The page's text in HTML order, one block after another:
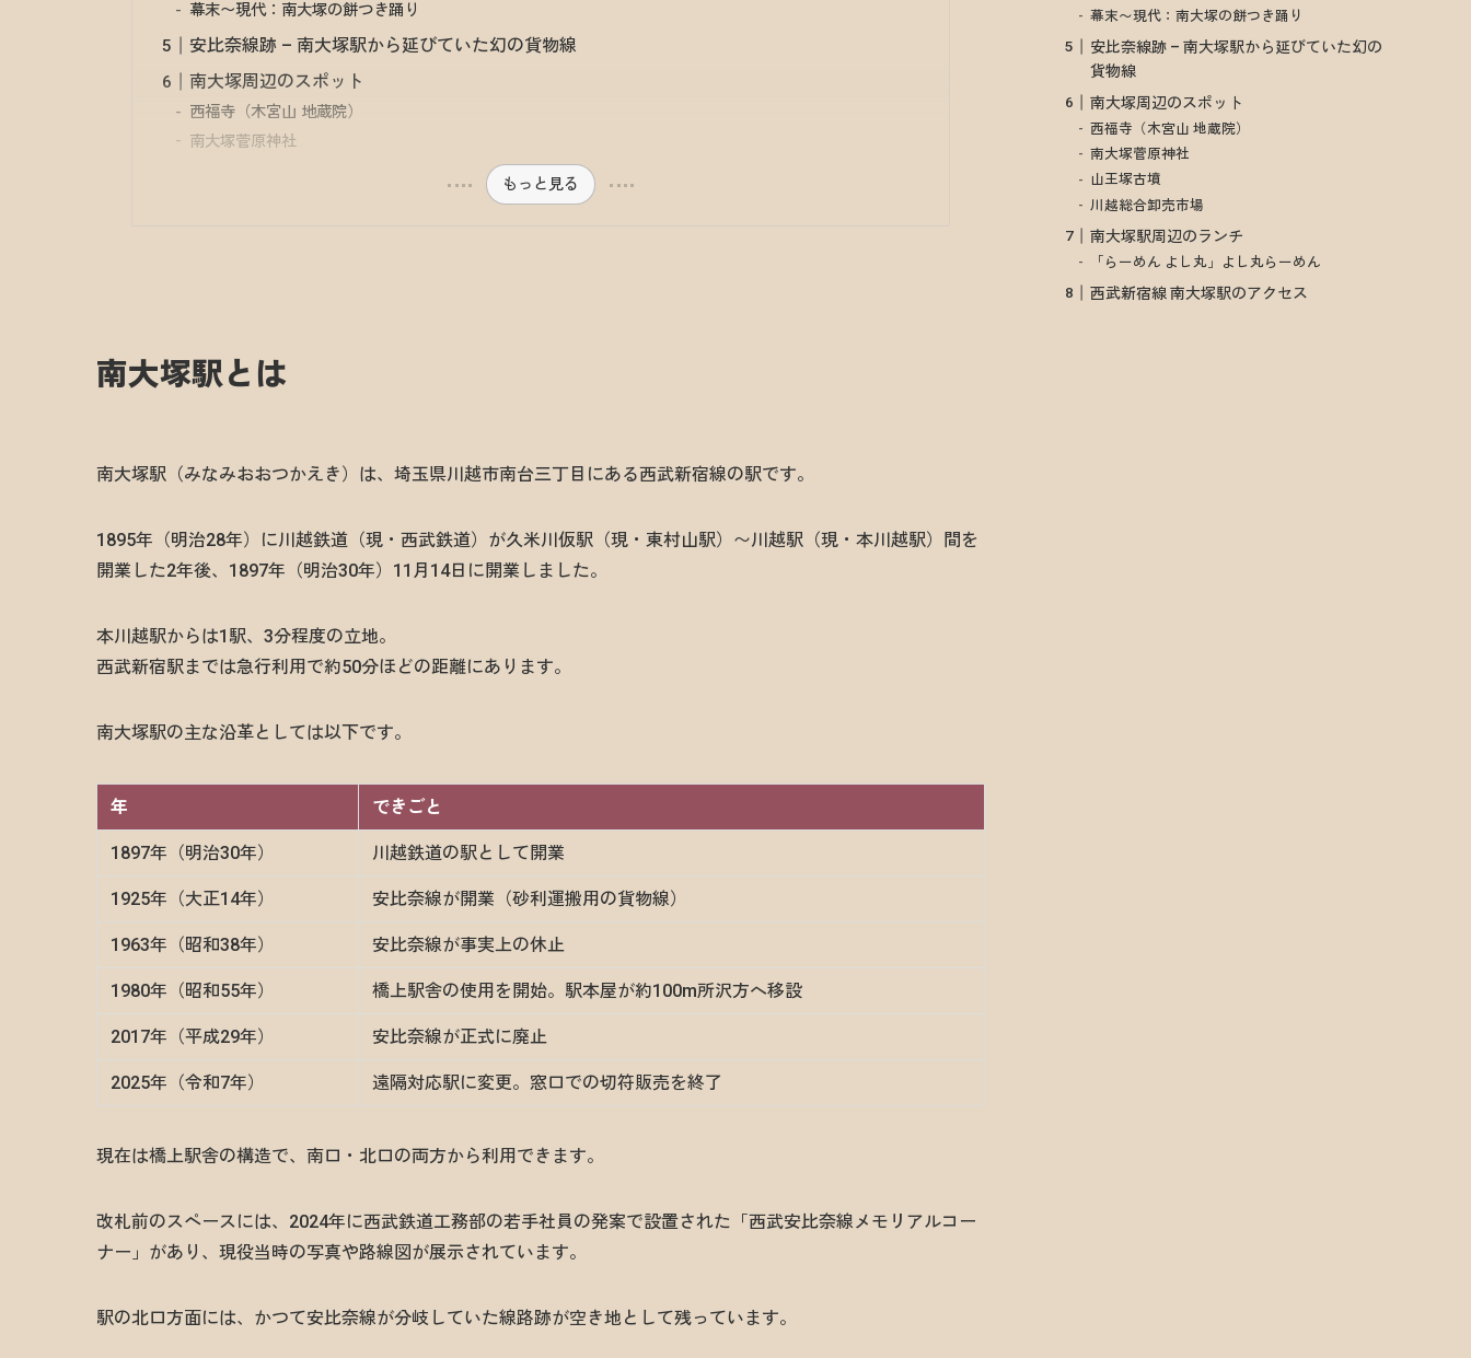
幕末〜現代：南大塚の餅つき踊り
安比奈線跡 – 南大塚駅から延びていた幻の貨物線
南大塚周辺のスポット
西福寺（木宮山 地蔵院）
南大塚菅原神社
もっと見る
南大塚駅とは
南大塚駅（みなみおおつかえき）は、埼玉県川越市南台三丁目にある西武新宿線の駅です。
1895年（明治28年）に川越鉄道（現・西武鉄道）が久米川仮駅（現・東村山駅）〜川越駅（現・本川越駅）間を
開業した2年後、1897年（明治30年）11月14日に開業しました。
本川越駅からは1駅、3分程度の立地。
西武新宿駅までは急行利用で約50分ほどの距離にあります。
南大塚駅の主な沿革としては以下です。
年 できごと
1897年（明治30年） 川越鉄道の駅として開業
1925年（大正14年） 安比奈線が開業（砂利運搬用の貨物線）
1963年（昭和38年） 安比奈線が事実上の休止
1980年（昭和55年） 橋上駅舎の使用を開始。駅本屋が約100m所沢方へ移設
2017年（平成29年） 安比奈線が正式に廃止
2025年（令和7年） 遠隔対応駅に変更。窓口での切符販売を終了
現在は橋上駅舎の構造で、南口・北口の両方から利用できます。
改札前のスペースには、2024年に西武鉄道工務部の若手社員の発案で設置された「西武安比奈線メモリアルコー
ナー」があり、現役当時の写真や路線図が展示されています。
駅の北口方面には、かつて安比奈線が分岐していた線路跡が空き地として残っています。
幕末〜現代：南大塚の餅つき踊り
安比奈線跡 – 南大塚駅から延びていた幻の
貨物線
南大塚周辺のスポット
西福寺（木宮山 地蔵院）
南大塚菅原神社
山王塚古墳
川越総合卸売市場
南大塚駅周辺のランチ
「らーめん よし丸」よし丸らーめん
西武新宿線 南大塚駅のアクセス